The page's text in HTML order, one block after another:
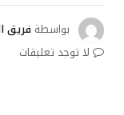
بواسطة فريق
لا توجد تعليقات